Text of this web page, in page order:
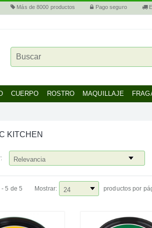
Más de 8000 productos Pago seguro
CUERPO ROSTRO MAQUILLAJE
KITCHEN
- 5 de 5 Mostrar: productos por